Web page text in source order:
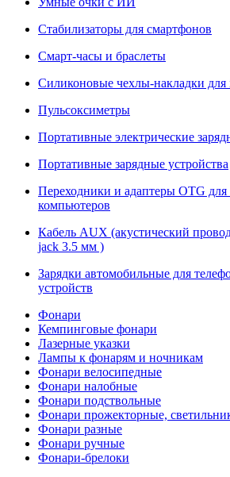
Стабилизаторы для смартфонов
Смарт-часы и браслеты
Силиконовые чехлы-накладки для
Пульсоксиметры
Портативные электрические
Портативные зарядные устройства
Переходники и адаптеры OTG
компьютеров
Кабель AUX (акустический
jack 3.5 мм )
Зарядки автомобильные для
устройств
Фонари
Кемпинговые фонари
Лазерные указки
Лампы к фонарям и ночникам
Фонари велосипедные
Фонари налобные
Фонари подствольные
Фонари прожекторные,
Фонари разные
Фонари ручные
Фонари-брелоки